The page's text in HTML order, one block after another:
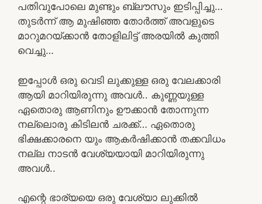
പതിവുപോലെ മുണ്ടും ബ്ലൗസും ഇടിപ്പിച്ചു…
തുടർന്ന് ആ മുഷിഞ്ഞ തോർത്ത് അവളുടെ
മാറുമറയ്ക്കാൻ തോളിലിട്ട് അരയിൽ കുത്തി
വെച്ചു…
ഇപ്പോൾ ഒരു വെടി ലുക്കുള്ള ഒരു വേലക്കാരി
ആയി മാറിയിരുന്നു അവൾ.. കുണ്ണയുള്ള
ഏതൊരു ആണിനും ഊക്കാൻ തോന്നുന്ന
നല്ലൊരു കിടിലൻ ചരക്ക്… ഏതൊരു
ഭിക്ഷക്കാരനെ യും ആകർഷിക്കാൻ തക്കവിധം
നല്ല നാടൻ വേശ്യയായി മാറിയിരുന്നു
അവൾ..
എന്റെ ഭാര്യയെ ഒരു വേശ്യാ ലുക്കിൽ